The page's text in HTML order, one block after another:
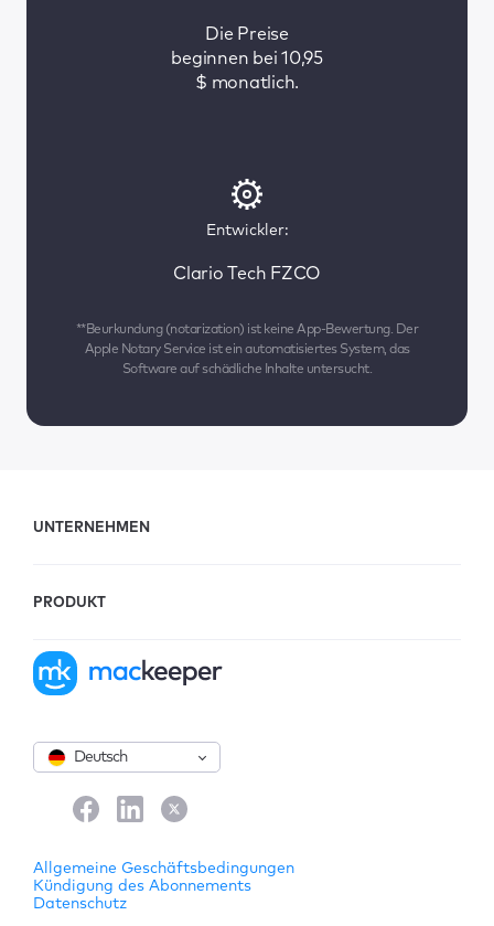
Die Preise
beginnen bei 10,95
$ monatlich.
Entwickler:
Clario Tech FZCO
**Beurkundung (notarization) ist keine App-Bewertung. Der
Apple Notary Service ist ein automatisiertes System, das
Software auf schädliche Inhalte untersucht.
Deutsch
UNTERNEHMEN
PRODUKT
Allgemeine Geschäftsbedingungen
Kündigung des Abonnements
Datenschutz